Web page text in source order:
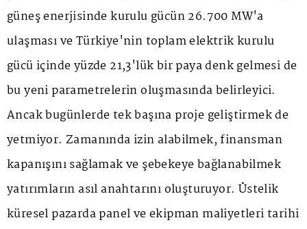
güneş enerjisinde kurulu gücün 26.700 MW'a
ulaşması ve Türkiye'nin toplam elektrik kurulu
gücü içinde yüzde 21,3'lük bir paya denk gelmesi de
bu yeni parametrelerin oluşmasında belirleyici.
Ancak bugünlerde tek başına proje geliştirmek de
yetmiyor. Zamanında izin alabilmek, finansman
kapanışını sağlamak ve şebekeye bağlanabilmek
yatırımların asıl anahtarını oluşturuyor. Üstelik
küresel pazarda panel ve ekipman maliyetleri tarihi